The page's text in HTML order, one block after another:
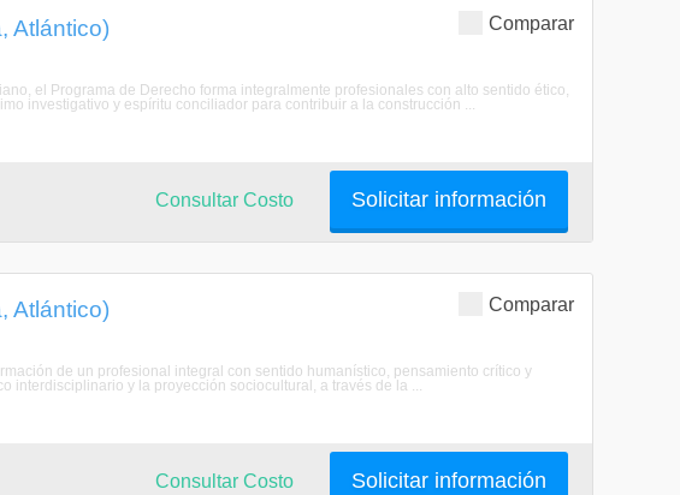
Comparar
Atlántico)
el Programa de Derecho forma integralmente profesionales con alto sentido ético,
investigativo y espíritu conciliador para contribuir a la construcción ...
Solicitar información
Consultar Costo
Comparar
Atlántico)
de un profesional integral con sentido humanístico, pensamiento crítico y
interdisciplinario y la proyección sociocultural, a través de la ...
Solicitar información
Consultar Costo